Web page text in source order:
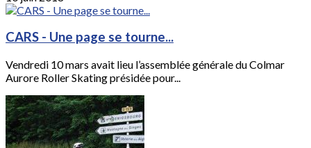
CARS - Une page se tourne...
Vendredi 10 mars avait lieu l’assemblée générale du Colmar
Aurore Roller Skating présidée pour...